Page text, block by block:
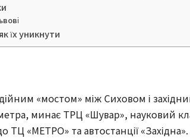
їх уникнути
«мостом» між Сиховом і
минає ТРЦ «Шувар», науковий
ТЦ «МЕТРО» та автостанції